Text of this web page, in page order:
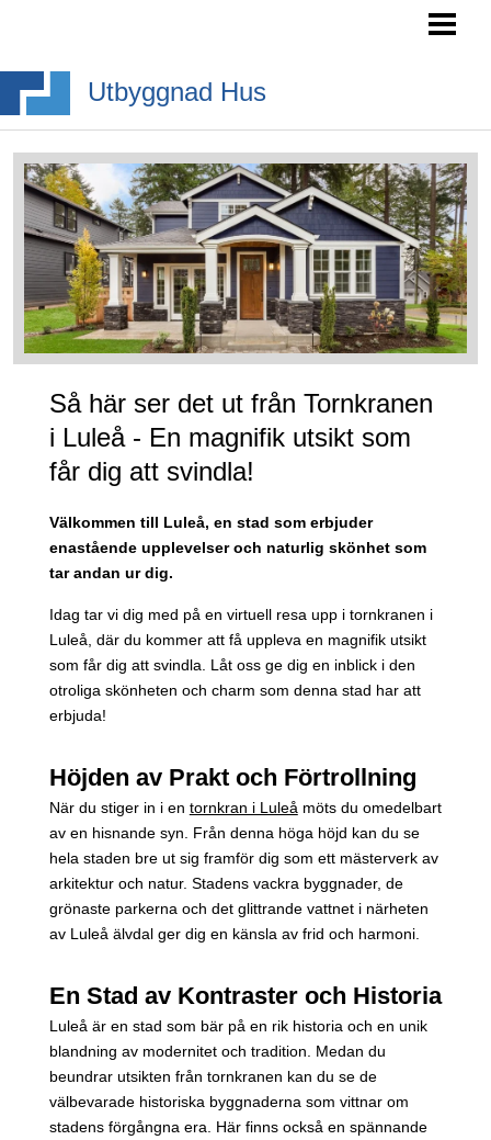
SÖKA BYGGLOV
BYGGA BURSPRÅK
BYGGA TAKKUPA
BYGGA ALTANTRAPPA
BLOGG
Utbyggnad Hus
Så här ser det ut från Tornkranen
i Luleå - En magnifik utsikt som
får dig att svindla!
Välkommen till Luleå, en stad som erbjuder
enastående upplevelser och naturlig skönhet som
tar andan ur dig.
Idag tar vi dig med på en virtuell resa upp i tornkranen i
Luleå, där du kommer att få uppleva en magnifik utsikt
som får dig att svindla. Låt oss ge dig en inblick i den
otroliga skönheten och charm som denna stad har att
erbjuda!
Höjden av Prakt och Förtrollning
När du stiger in i en tornkran i Luleå möts du omedelbart
av en hisnande syn. Från denna höga höjd kan du se
hela staden bre ut sig framför dig som ett mästerverk av
arkitektur och natur. Stadens vackra byggnader, de
grönaste parkerna och det glittrande vattnet i närheten
av Luleå älvdal ger dig en känsla av frid och harmoni.
En Stad av Kontraster och Historia
Luleå är en stad som bär på en rik historia och en unik
blandning av modernitet och tradition. Medan du
beundrar utsikten från tornkranen kan du se de
välbevarade historiska byggnaderna som vittnar om
stadens förgångna era. Här finns också en spännande